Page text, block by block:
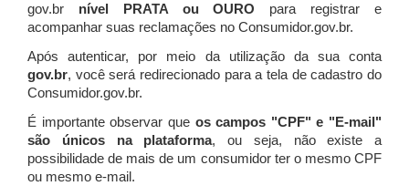
gov.br nível PRATA ou OURO para registrar e
acompanhar suas reclamações no Consumidor.gov.br.
Após autenticar, por meio da utilização da sua conta
gov.br, você será redirecionado para a tela de cadastro do
Consumidor.gov.br.
É importante observar que os campos "CPF" e "E-mail"
são únicos na plataforma, ou seja, não existe a
possibilidade de mais de um consumidor ter o mesmo CPF
ou mesmo e-mail.